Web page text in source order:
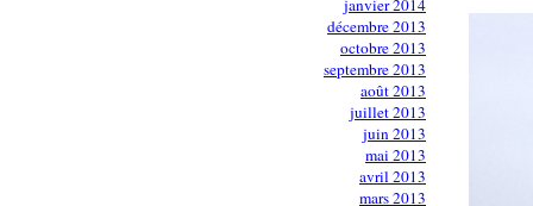
janvier 2014
décembre 2013
octobre 2013
septembre 2013
août 2013
juillet 2013
juin 2013
mai 2013
avril 2013
mars 2013